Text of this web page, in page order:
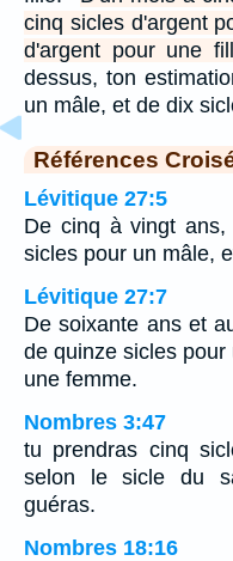
cinq sicles d'argent
d'argent pour une
dessus, ton
un mâle, et de dix
Références
Lévitique 27:5
De cinq à vingt
sicles pour un mâle,
Lévitique 27:7
De soixante ans et
de quinze sicles
une femme.
Nombres 3:47
tu prendras cinq
selon le sicle du
guéras.
Nombres 18:16